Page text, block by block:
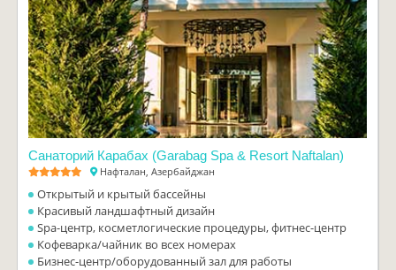
Санаторий Карабах (Garabag Spa & Resort Naftalan)
Нафталан, Азербайджан
Открытый и крытый бассейны
Красивый ландшафтный дизайн
Spa-центр, косметлогические процедуры, фитнес-центр
Кофеварка/чайник во всех номерах
Бизнес-центр/оборудованный зал для работы